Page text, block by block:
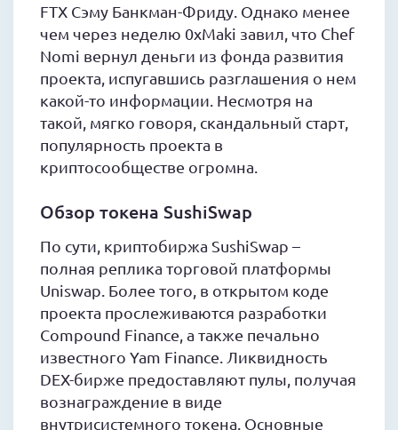
FTX Сэму Банкман-Фриду. Однако менее
чем через неделю 0xMaki завил, что Chef
Nomi вернул деньги из фонда развития
проекта, испугавшись разглашения о нем
какой-то информации. Несмотря на
такой, мягко говоря, скандальный старт,
популярность проекта в
криптосообществе огромна.
Обзор токена SushiSwap
По сути, криптобиржа SushiSwap –
полная реплика торговой платформы
Uniswap. Более того, в открытом коде
проекта прослеживаются разработки
Compound Finance, а также печально
известного Yam Finance. Ликвидность
DEX-бирже предоставляют пулы, получая
вознаграждение в виде
внутрисистемного токена. Основные